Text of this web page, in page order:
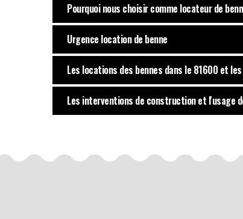
Pourquoi nous choisir comme locateur de
Urgence location de benne
Les locations des bennes dans le 81600 et
Les interventions de construction et l'usage